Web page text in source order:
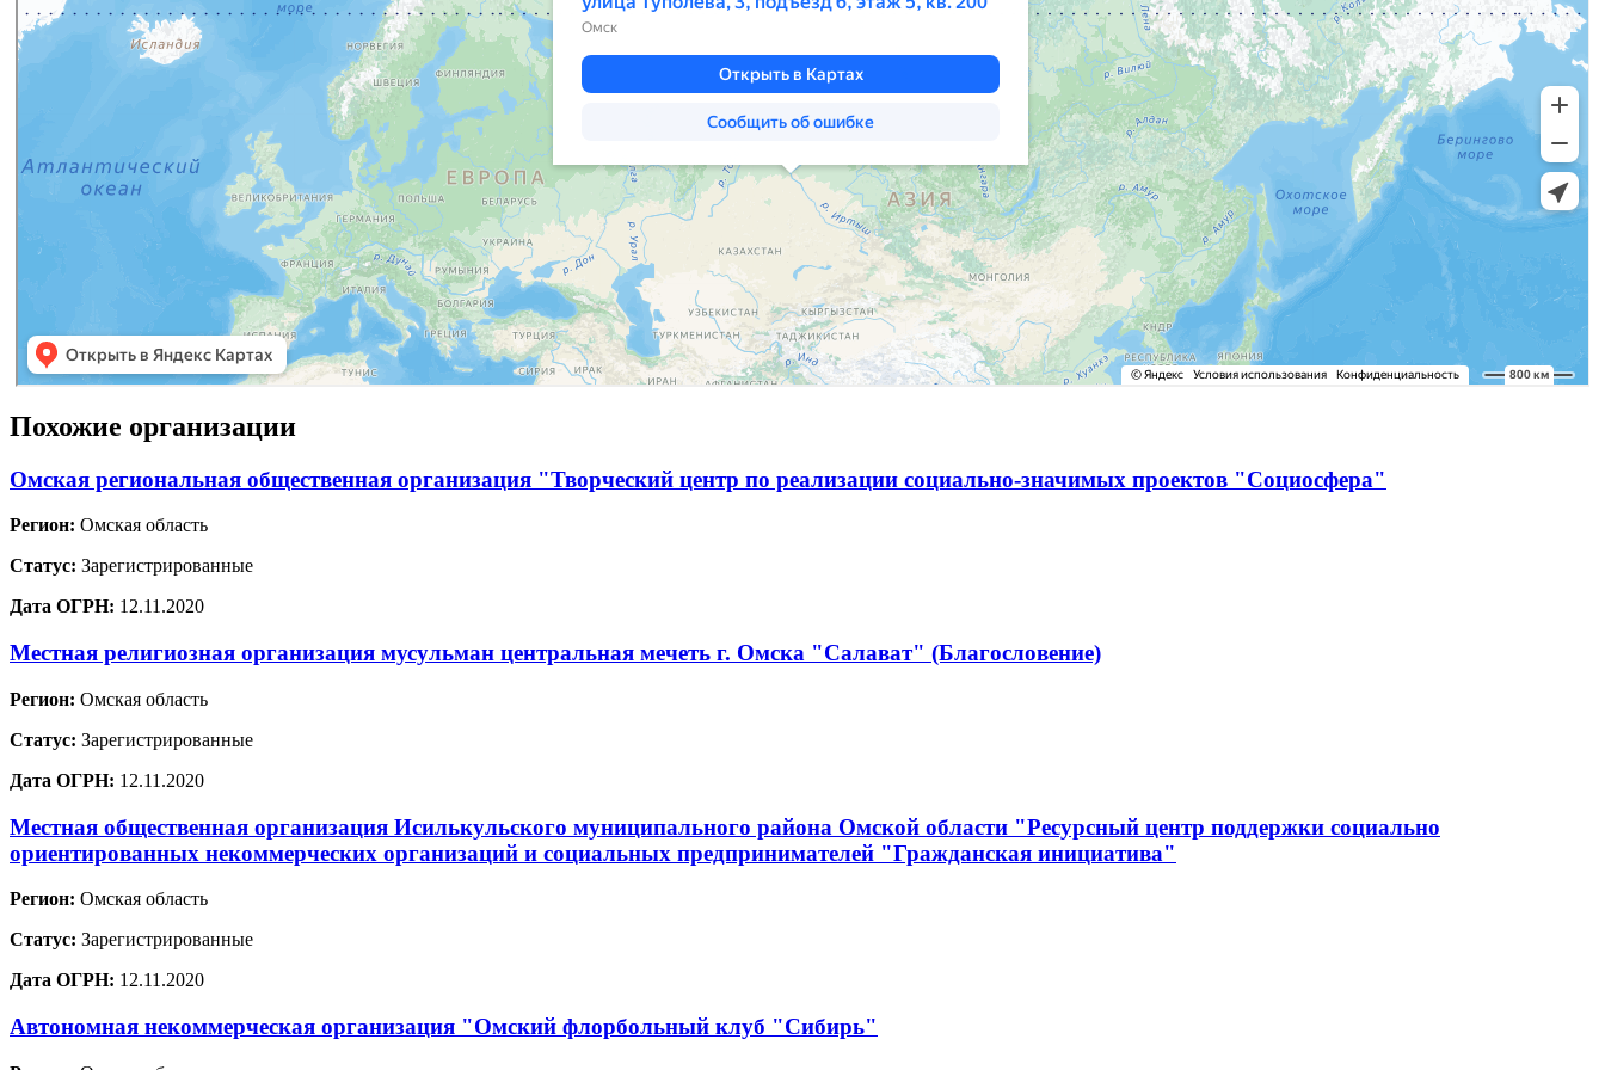
Похожие организации
Омская региональная общественная организация "Творческий центр по реализации социально-значимых проектов "Социосфера"
Регион: Омская область
Статус: Зарегистрированные
Дата ОГРН: 12.11.2020
Местная религиозная организация мусульман центральная мечеть г. Омска "Салават" (Благословение)
Регион: Омская область
Статус: Зарегистрированные
Дата ОГРН: 12.11.2020
Местная общественная организация Исилькульского муниципального района Омской области "Ресурсный центр поддержки социально
ориентированных некоммерческих организаций и социальных предпринимателей "Гражданская инициатива"
Регион: Омская область
Статус: Зарегистрированные
Дата ОГРН: 12.11.2020
Автономная некоммерческая организация "Омский флорбольный клуб "Сибирь"